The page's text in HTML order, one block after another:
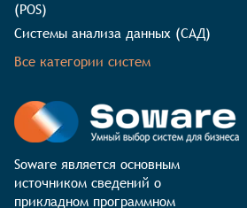
(POS)
Системы анализа данных (САД)
Все категории систем
Soware является основным
источником сведений о
прикладном программном